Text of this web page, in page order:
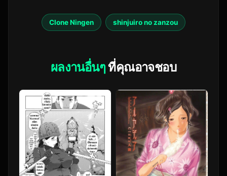
Clone Ningen shinjuiro no zanzou
ผลงานอื่นๆที่คุณอาจชอบ